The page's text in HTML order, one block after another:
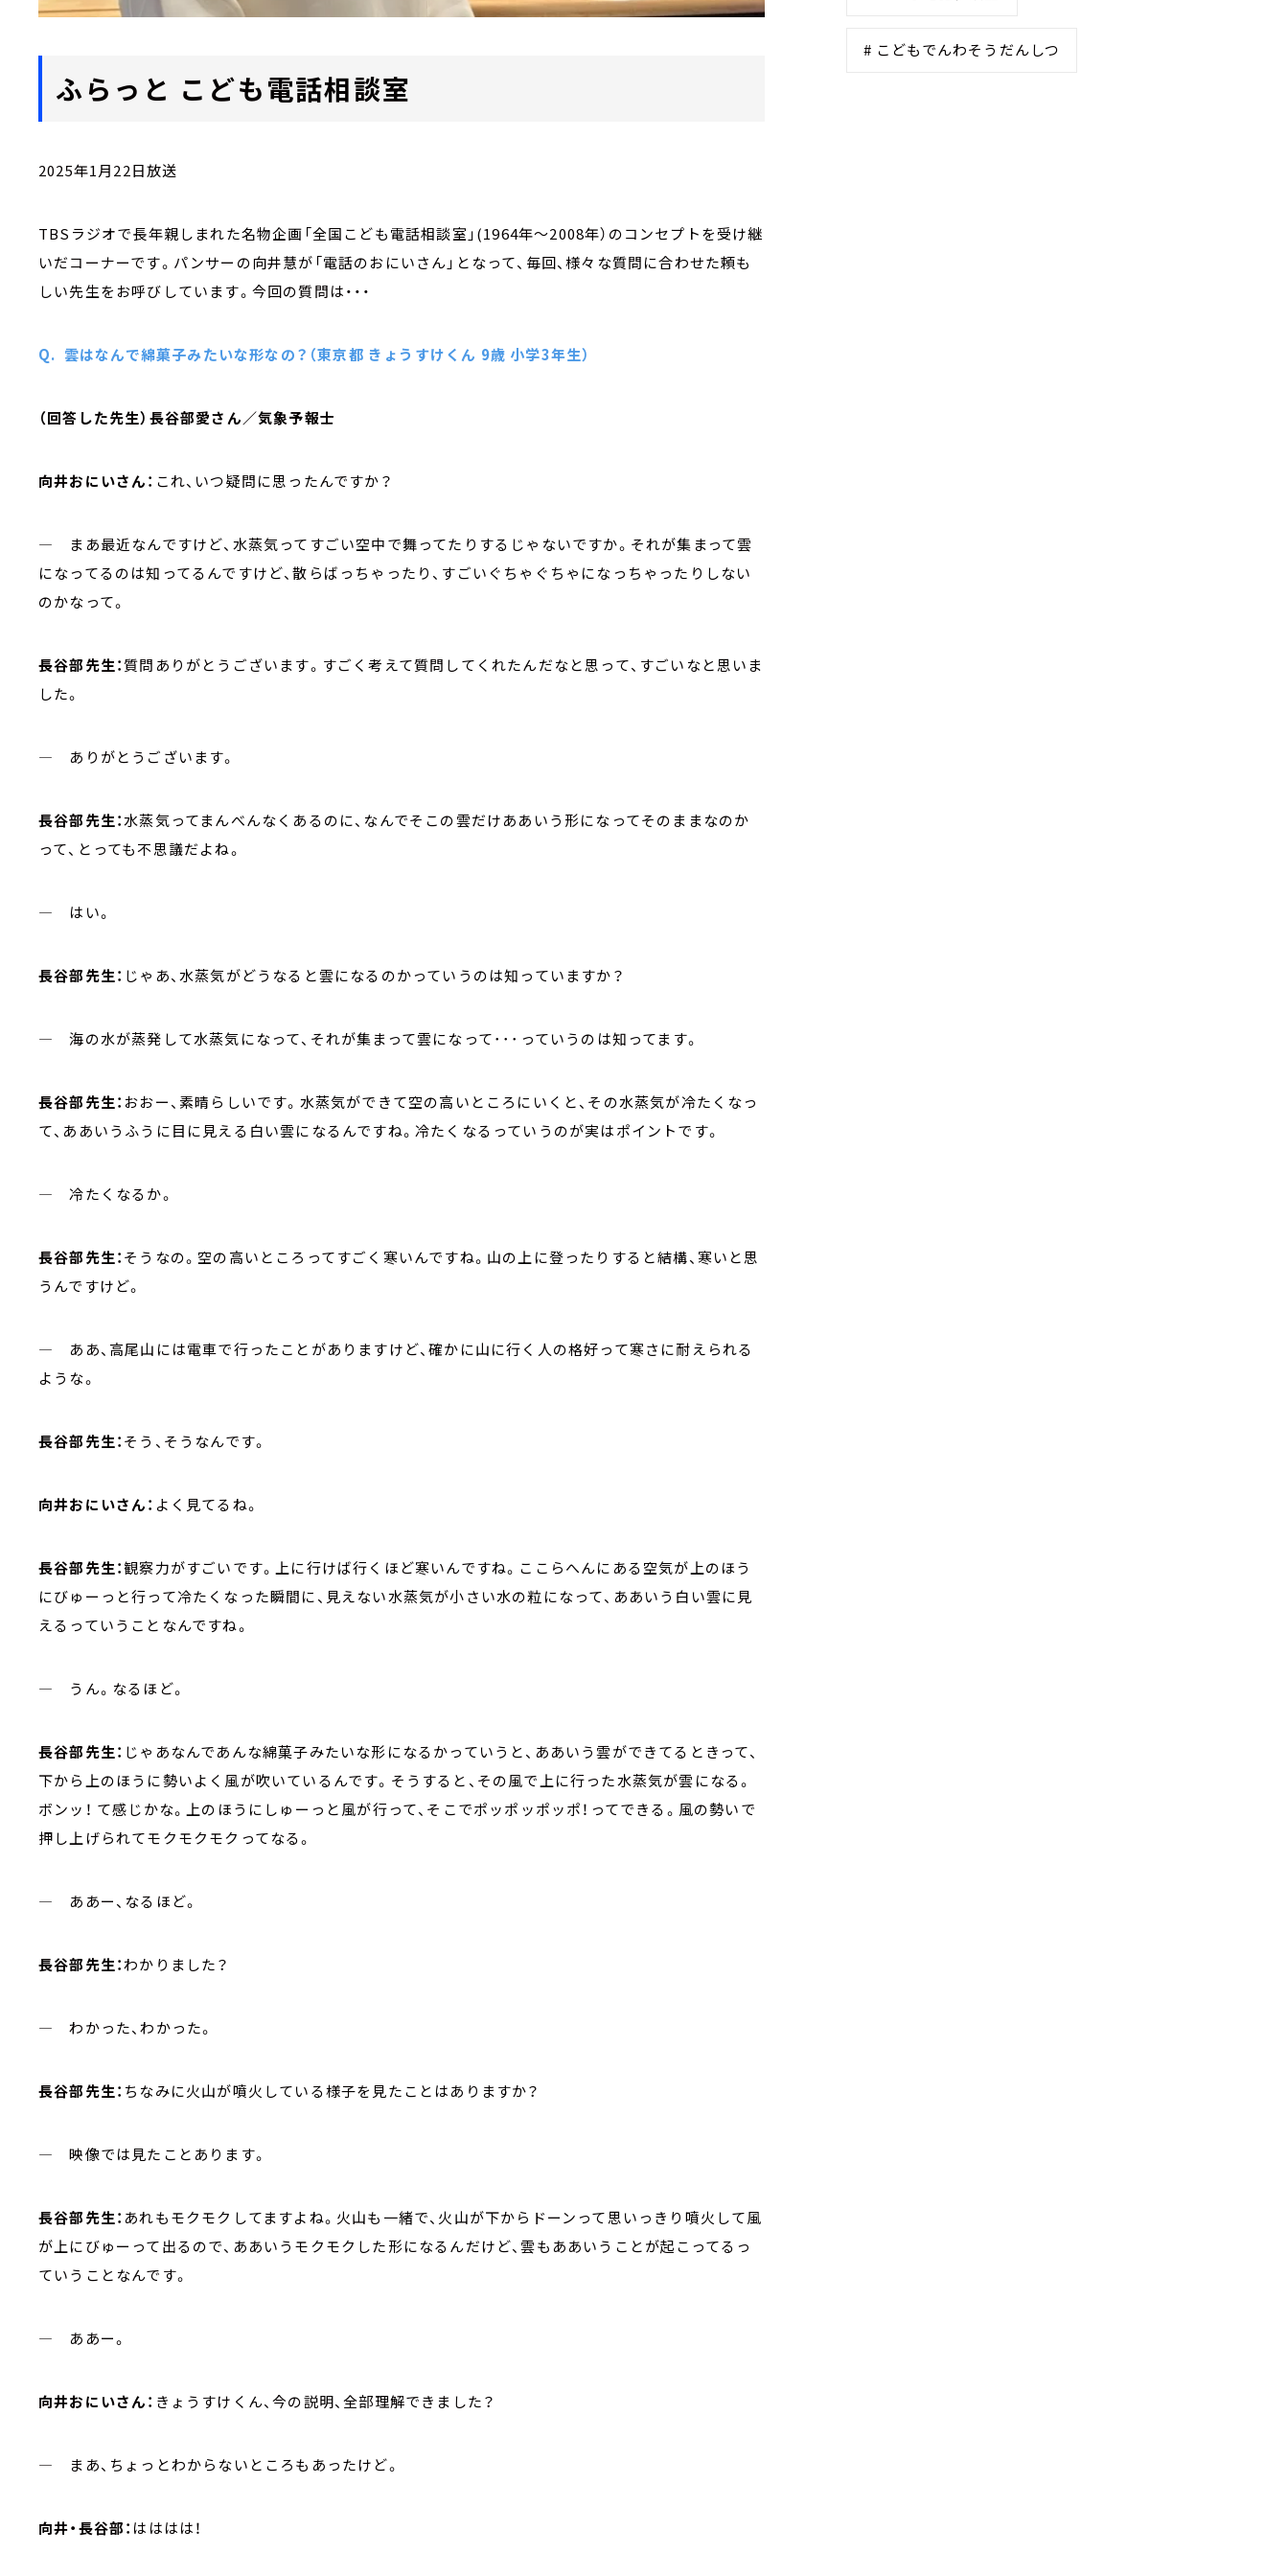
ふらっと こども電話相談室
2025年1月22日放送
TBSラジオで長年親しまれた名物企画「全国こども電話相談室」(1964年～2008年）のコンセプトを受け継
いだコーナーです。パンサーの向井慧が「電話のおにいさん」となって、毎回、様々な質問に合わせた頼も
しい先生をお呼びしています。今回の質問は・・・
Q. 雲はなんで綿菓子みたいな形なの？（東京都 きょうすけくん 9歳 小学3年生）
（回答した先生）長谷部愛さん／気象予報士
向井おにいさん： これ、いつ疑問に思ったんですか？
― まあ最近なんですけど、水蒸気ってすごい空中で舞ってたりするじゃないですか。それが集まって雲
になってるのは知ってるんですけど、散らばっちゃったり、すごいぐちゃぐちゃになっちゃったりしない
のかなって。
長谷部先生：質問ありがとうございます。すごく考えて質問してくれたんだなと思って、すごいなと思いま
した。
― ありがとうございます。
長谷部先生：水蒸気ってまんべんなくあるのに、なんでそこの雲だけああいう形になってそのままなのか
って、とっても不思議だよね。
― はい。
長谷部先生： じゃあ、水蒸気がどうなると雲になるのかっていうのは知っていますか？
― 海の水が蒸発して水蒸気になって、それが集まって雲になって･･･っていうのは知ってます。
長谷部先生： おおー、素晴らしいです。水蒸気ができて空の高いところにいくと、その水蒸気が冷たくなっ
て、ああいうふうに目に見える白い雲になるんですね。冷たくなるっていうのが実はポイントです。
― 冷たくなるか。
長谷部先生：そうなの。空の高いところってすごく寒いんですね。山の上に登ったりすると結構、寒いと思
うんですけど。
― ああ、高尾山には電車で行ったことがありますけど、確かに山に行く人の格好って寒さに耐えられる
ような。
長谷部先生：そう、そうなんです。
向井おにいさん： よく見てるね。
長谷部先生：観察力がすごいです。上に行けば行くほど寒いんですね。ここらへんにある空気が上のほう
にびゅーっと行って冷たくなった瞬間に、見えない水蒸気が小さい水の粒になって、ああいう白い雲に見
えるっていうことなんですね。
― うん。なるほど。
長谷部先生： じゃあなんであんな綿菓子みたいな形になるかっていうと、ああいう雲ができてるときって、
下から上のほうに勢いよく風が吹いているんです。そうすると、その風で上に行った水蒸気が雲になる。
ボンッ！ て感じかな。上のほうにしゅーっと風が行って、そこでポッポッポッポ！ってできる。風の勢いで
押し上げられてモクモクモクってなる。
― ああー、なるほど。
長谷部先生：わかりました？
― わかった、わかった。
長谷部先生： ちなみに火山が噴火している様子を見たことはありますか？
― 映像では見たことあります。
長谷部先生： あれもモクモクしてますよね。火山も一緒で、火山が下からドーンって思いっきり噴火して風
が上にびゅーって出るので、ああいうモクモクした形になるんだけど、雲もああいうことが起こってるっ
ていうことなんです。
― ああー。
向井おにいさん： きょうすけくん、今の説明、全部理解できました？
― まあ、ちょっとわからないところもあったけど。
向井・長谷部： はははは！
# こどもでんわそうだんしつ